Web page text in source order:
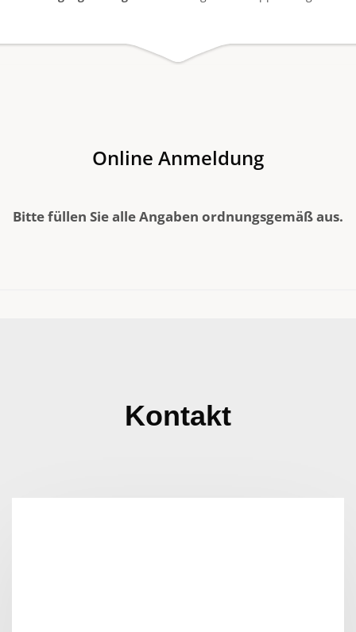
Online Anmeldung
Bitte füllen Sie alle Angaben ordnungsgemäßaus.
Kontakt